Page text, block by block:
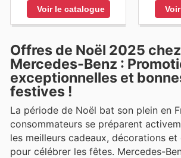
Voir le catalogue
Offres de Noël 2025 chez
Mercedes-Benz :
exceptionnelles et
festives !
La période de Noël bat son plein en
consommateurs se préparent
les meilleurs cadeaux, décorations et
pour célébrer les fêtes. Mercedes-